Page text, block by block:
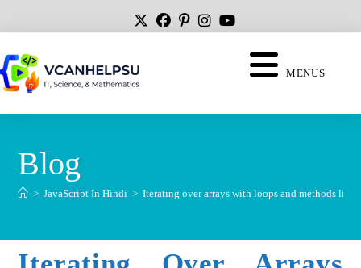
MENUS
Blog
> JavaScript In Hindi > Iterating over arrays with loops and methods like